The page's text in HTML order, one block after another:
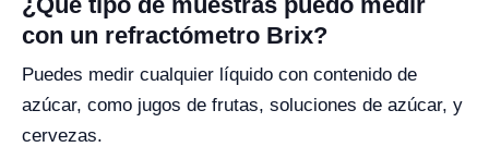
con un refractómetro Brix?
Puedes medir cualquier líquido con contenido de
azúcar, como jugos de frutas, soluciones de azúcar, y
cervezas.